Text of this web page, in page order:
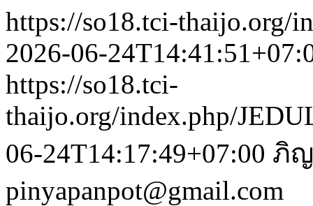
https://so18.tci-thaijo.org/
2026-06-
https://so18.tci-
thaijo.org/index.php/
06-24T14:17:49+07:00 ภิ
pinyapanpot@gmail.com